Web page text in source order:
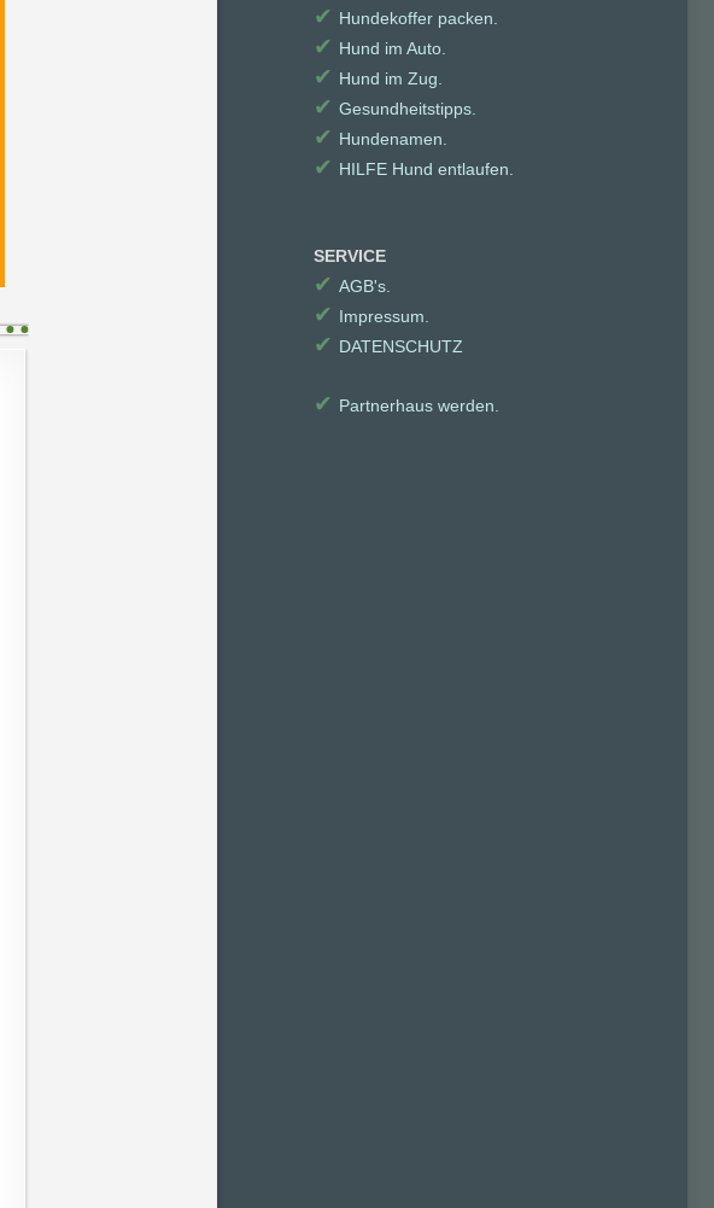
✔ Hundekoffer packen.
✔ Hund im Auto.
✔ Hund im Zug.
✔ Gesundheitstipps.
✔ Hundenamen.
✔ HILFE Hund entlaufen.
SERVICE
✔ AGB's.
✔ Impressum.
✔ DATENSCHUTZ
✔ Partnerhaus werden.